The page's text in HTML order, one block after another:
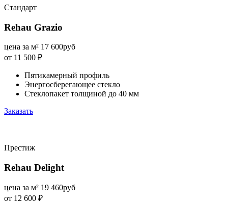
Стандарт
Rehau Grazio
цена за м² 17 600руб
от 11 500 ₽
Пятикамерный профиль
Энергосберегающее стекло
Стеклопакет толщиной до 40 мм
Заказать
Престиж
Rehau Delight
цена за м² 19 460руб
от 12 600 ₽